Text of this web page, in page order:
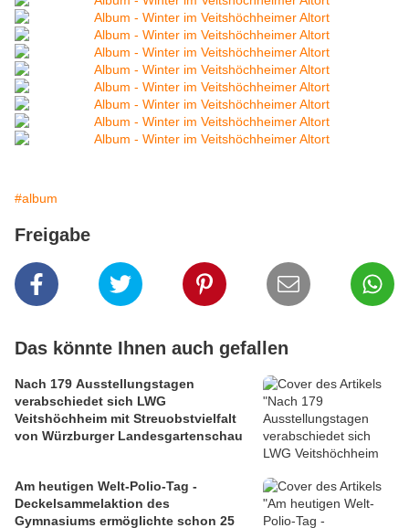
#album
Freigabe
Das könnte Ihnen auch gefallen
Nach 179 Ausstellungstagen
verabschiedet sich LWG
Veitshöchheim mit Streuobstvielfalt
von Würzburger Landesgartenschau
Am heutigen Welt-Polio-Tag -
Deckelsammelaktion des
Gymnasiums ermöglichte schon 25